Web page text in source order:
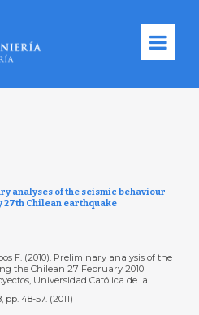
analyses of the seismic behaviour
Chilean earthquake
F. (2010). Preliminary analysis of the
the Chilean 27 February 2010
Universidad Católica de la
48-57. (2011)